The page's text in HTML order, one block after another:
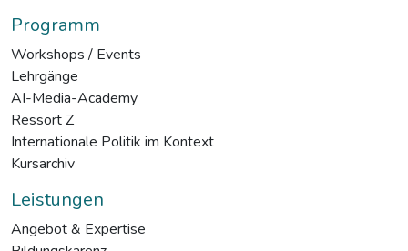
Programm
Workshops / Events
Lehrgänge
AI-Media-Academy
Ressort Z
Internationale Politik im Kontext
Kursarchiv
Leistungen
Angebot & Expertise